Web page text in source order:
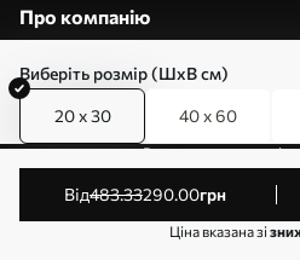
Виберіть розмір (ШхВ см)
20 x 30 40 x 60
від483.33290.00грн
Ціна вказана зі
Про компанію
Редагування дозволів
© 2011-2026 Art-holst. Усі
ТОВ “КЛЄВЄР”. Код